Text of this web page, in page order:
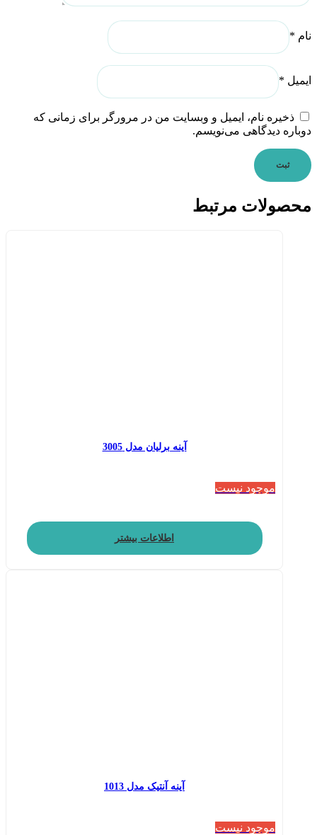
نام *
ایمیل *
ذخیره نام، ایمیل و وبسایت من در مرورگر برای زمانی که
دوباره دیدگاهی می‌نویسم.
محصولات مرتبط
آینه برلیان مدل 3005
موجود نیست
اطلاعات بیشتر
آینه آنتیک مدل 1013
موجود نیست